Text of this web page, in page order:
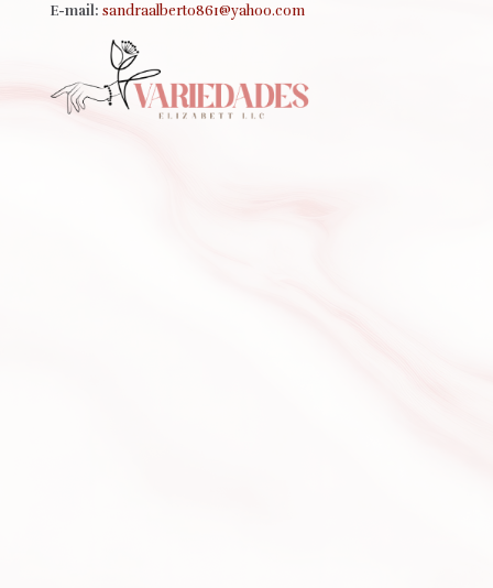
E-mail: sandraalberto861@yahoo.com